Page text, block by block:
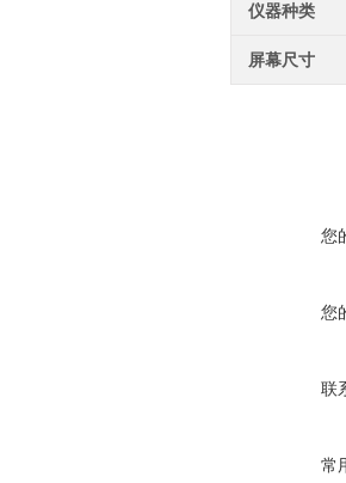
仪器种类
屏幕尺寸
您
您
联
常